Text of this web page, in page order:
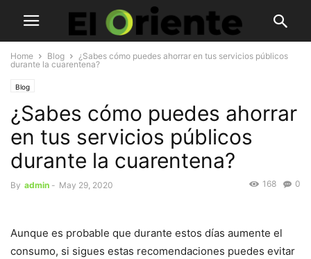
Home Blog
¿Sabes cómo puedes ahorrar en tus servicios públicos
durante la cuarentena?
Blog
¿Sabes cómo puedes ahorrar
en tus servicios públicos
durante la cuarentena?
By admin - May 29, 2020 0
168
Aunque es probable que durante estos días aumente el
consumo, si sigues estas recomendaciones puedes evitar